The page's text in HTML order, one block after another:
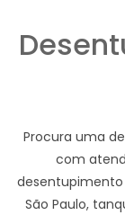
Procura uma
com
São Paulo,